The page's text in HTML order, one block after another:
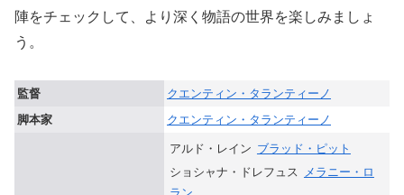
陣をチェックして、より深く物語の世界を楽しみましょ
う。
監督
クエンティン・タランティーノ
脚本家
クエンティン・タランティーノ
アルド・レイン ブラッド・ピット
ショシャナ・ドレフュス
メラニー・ロ